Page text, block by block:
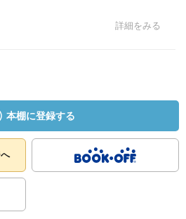
詳細をみる
本棚に登録する